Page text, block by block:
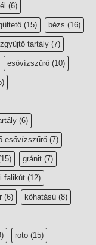
(6)
(15) bézs (16)
tartály (7)
esővízszűrő (10)
(6)
esővízszűrő (7)
gránit (7)
falikút (12)
(6) kőhatású (8)
roto (15)